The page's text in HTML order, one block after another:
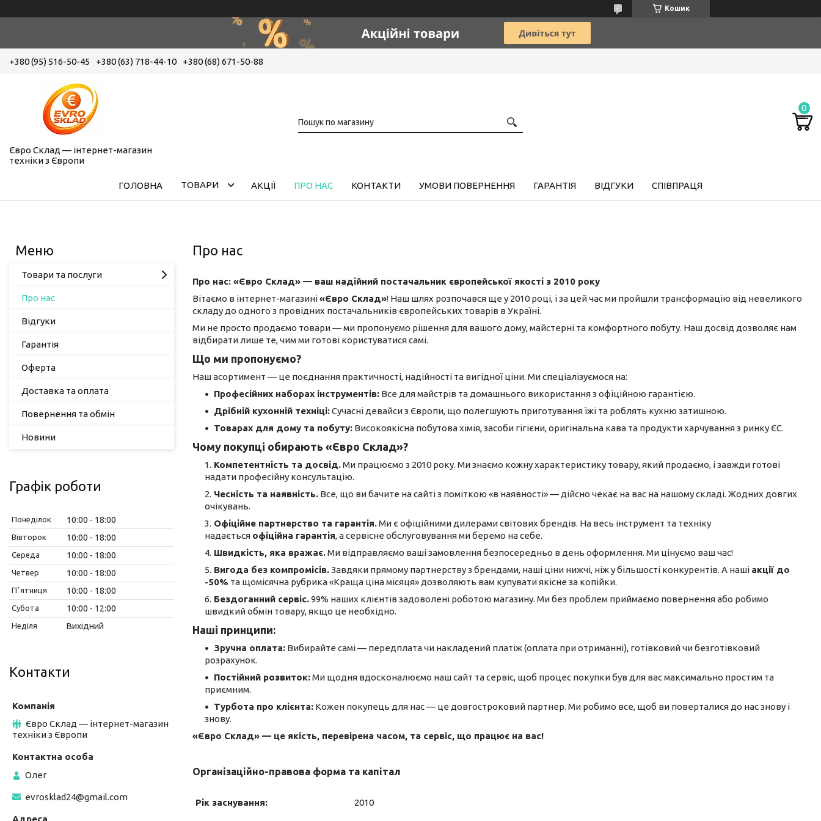
Кошик
+380 (95) 516-50-45 +380 (63) 718-44-10 +380 (68) 671-50-88
Євро Склад — інтернет-магазин
техніки з Європи
ГОЛОВНА ТОВАРИ АКЦІЇ ПРО НАС КОНТАКТИ УМОВИ ПОВЕРНЕННЯ ГАРАНТІЯ ВІДГУКИ СПІВПРАЦЯ
Про нас
Про нас: «Євро Склад» — ваш надійний постачальник європейської якості з 2010 року
Вітаємо в інтернет-магазині«Євро Склад»! Наш шлях розпочався ще у 2010 році, і за цей час ми пройшли трансформацію від невеликого
складу до одного з провідних постачальників європейських товарів в Україні.
Ми не просто продаємо товари — ми пропонуємо рішення для вашого дому, майстерні та комфортного побуту. Наш досвід дозволяє нам
відбирати лише те, чим ми готові користуватися самі.
Що ми пропонуємо?
Наш асортимент — це поєднання практичності, надійності та вигідної ціни. Ми спеціалізуємося на:
Професійних наборах інструментів: Все для майстрів та домашнього використання з офіційною гарантією.
Дрібній кухонній техніці:Сучасні девайси з Європи, що полегшують приготування їжі та роблять кухню затишною.
Товарах для дому та побуту: Високоякісна побутова хімія, засоби гігієни, оригінальна кава та продукти харчування з ринку ЄС.
Чому покупці обирають «Євро Склад»?
Компетентність та досвід.Ми працюємо з 2010 року. Ми знаємо кожну характеристику товару, який продаємо, і завжди готові
надати професійну консультацію.
Чесність та наявність. Все, що ви бачите на сайті з поміткою «в наявності» — дійсно чекає на вас на нашому складі. Жодних довгих
очікувань.
Офіційне партнерство та гарантія.Ми є офіційними дилерами світових брендів. На весь інструмент та техніку
надається офіційна гарантія, а сервісне обслуговування ми беремо на себе.
Швидкість, яка вражає.Ми відправляємо ваші замовлення безпосередньо в день оформлення. Ми цінуємо ваш час!
Вигода без компромісів.Завдяки прямому партнерству з брендами, наші ціни нижчі, ніж у більшості конкурентів. А наші акції до
-50% та щомісячна рубрика «Краща ціна місяця» дозволяють вам купувати якісне за копійки.
Бездоганний сервіс.99% наших клієнтів задоволені роботою магазину. Ми без проблем приймаємо повернення або робимо
швидкий обмін товару, якщо це необхідно.
Наші принципи:
Зручна оплата: Вибирайте самі — передплата чи накладений платіж (оплата при отриманні), готівковий чи безготівковий
розрахунок.
Постійний розвиток:Ми щодня вдосконалюємо наш сайт та сервіс, щоб процес покупки був для вас максимально простим та
приємним.
Турбота про клієнта: Кожен покупець для нас — це довгостроковий партнер. Ми робимо все, щоб ви поверталися до нас знову і
знову.
«Євро Склад» — це якість, перевірена часом, та сервіс, що працює на вас!
Організаційно-правова форма та капітал
Рік заснування: 2010
Товари та послуги
Про нас
Відгуки
Гарантія
Оферта
Доставка та оплата
Повернення та обмін
Новини
Графік роботи
Понеділок 10:00 18:00
Вівторок 10:00 18:00
Середа 10:00 18:00
Четвер 10:00 18:00
Пʼятниця 10:00 18:00
Субота 10:00 12:00
Неділя Вихідний
Контакти
Євро Склад — інтернет-магазин
техніки з Європи
Олег
evrosklad24@gmail.com